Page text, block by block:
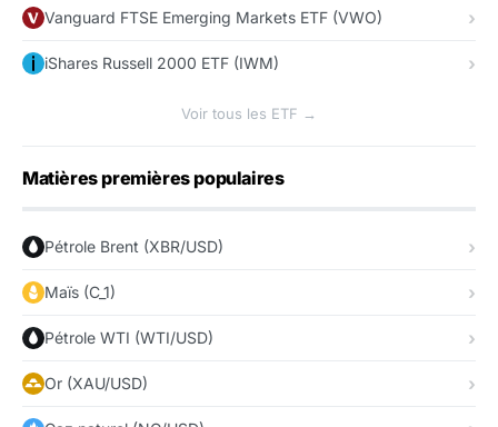
Vanguard FTSE Emerging Markets ETF (VWO)
iShares Russell 2000 ETF (IWM)
Voir tous les ETF →
Matières premières populaires
Pétrole Brent (XBR/USD)
Maïs (C_1)
Pétrole WTI (WTI/USD)
Or (XAU/USD)